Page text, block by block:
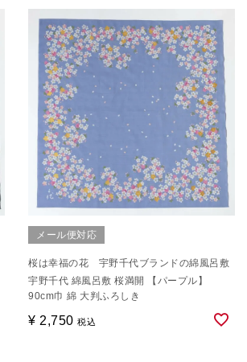
メール便対応
桜は幸福の花 宇野千代ブランドの綿風呂敷
宇野千代 綿風呂敷 桜満開 【パープル】
90cm巾 綿 大判ふろしき
¥ 2,750 税込